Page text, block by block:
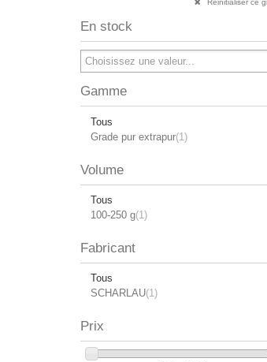
Réinitialiser ce
En stock
Gamme
Tous
Grade pur extrapur(1)
Volume
Tous
100-250 g(1)
Fabricant
Tous
SCHARLAU(1)
Prix